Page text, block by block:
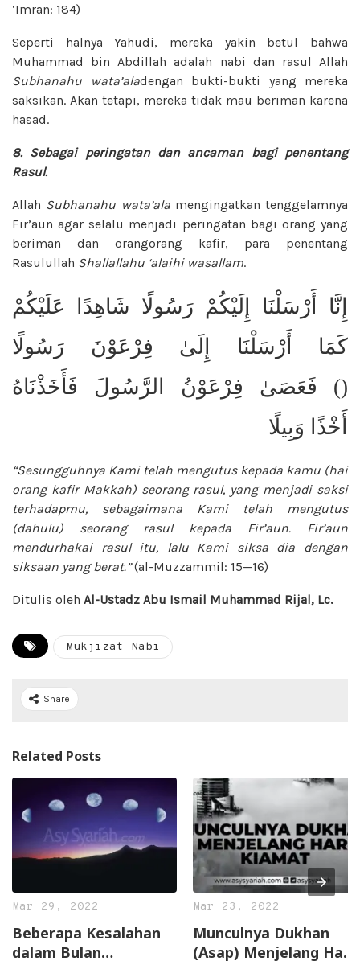
‘Imran: 184)
Seperti halnya Yahudi, mereka yakin betul bahwa
Muhammad bin Abdillah adalah nabi dan rasul Allah
Subhanahu wata’aladengan bukti-bukti yang mereka
saksikan. Akan tetapi, mereka tidak mau beriman karena
hasad.
8. Sebagai peringatan dan ancaman bagi penentang
Rasul.
Allah Subhanahu wata’alamengingatkan tenggelamnya
Fir’aun agar selalu menjadi peringatan bagi orang yang
beriman dan orangorang kafir, para penentang
Rasulullah Shallallahu ‘alaihi wasallam.
إِنَّا أَرْسَلْنَا إِلَيْكُمْ رَسُولًا شَاهِدًا عَلَيْكُمْ
كَمَا أَرْسَلْنَا إِلَىٰ فِرْعَوْنَ رَسُولًا
() فَعَصَىٰ فِرْعَوْنُ الرَّسُولَ فَأَخَذْنَاهُ
أَخْذًا وَبِيلًا
“Sesungguhnya Kami telah mengutus kepada kamu (hai
orang kafir Makkah) seorang rasul, yang menjadi saksi
terhadapmu, sebagaimana Kami telah mengutus
(dahulu) seorang rasul kepada Fir’aun. Fir’aun
mendurhakai rasul itu,
lalu Kami siksa dia dengan
siksaan yang berat.”(al-Muzzammil: 15—16)
Ditulis oleh Al-Ustadz Abu Ismail Muhammad Rijal, Lc.
Mukjizat Nabi
Share
Related Posts
Mar 29, 2022
Beberapa Kesalahan
dalam Bulan
Mar 23, 2022
Munculnya Dukhan
(Asap) Menjelang Hari